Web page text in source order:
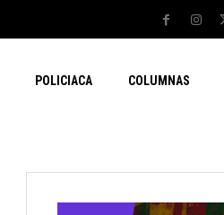
POLICIACA COLUMNAS